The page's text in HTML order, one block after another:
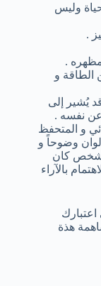
وليس
.
.
الطاقة و
يُشير إلى
عن نفسه .
و المتحفظ
وضوحاً و
كان
بالآراء
هذة